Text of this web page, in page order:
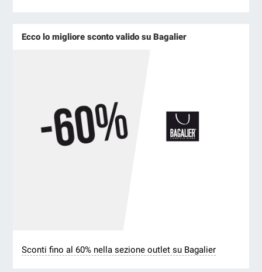
Ecco lo migliore sconto valido su Bagalier
Sconti fino al 60% nella sezione outlet su Bagalier